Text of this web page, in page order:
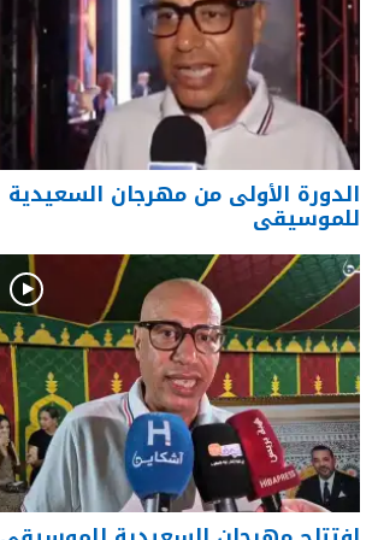
الدورة الأولى من مهرجان السعيدية
للموسيقى